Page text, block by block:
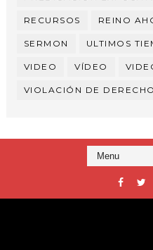
RECURSOS REINO
SERMON ULTIMOS
VIDEO VÍDEO
VIOLACIÓN DE